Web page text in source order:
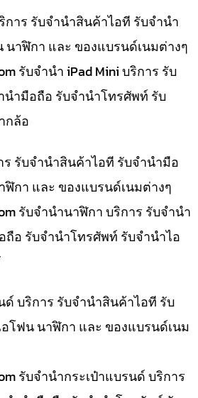
การ รับจำนำสินค้าไอที รับจำนำ
าฬิกา และ ของแบรนด์เนมต่างๆ
รับจำนำ iPad Mini บริการ รับ
ำมือถือ รับจำนำโทรศัพท์ รับ
กล้อ
รับจำนำสินค้าไอที รับจำนำมือ
กา และ ของแบรนด์เนมต่างๆ
รับจำนำนาฬิกา บริการ รับจำนำ
อ รับจำนำโทรศัพท์ รับจำนำไอ
ด์ บริการ รับจำนำสินค้าไอที รับ
โฟน นาฬิกา และ ของแบรนด์เนม
รับจำนำกระเป๋าแบรนด์ บริการ